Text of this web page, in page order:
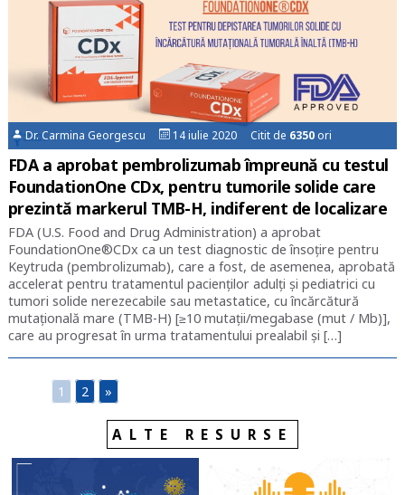
Dr. Carmina Georgescu 14 iulie 2020 Citit de 6350 ori
FDA a aprobat pembrolizumab împreună cu testul
FoundationOne CDx, pentru tumorile solide care
prezintă markerul TMB-H, indiferent de localizare
FDA (U.S. Food and Drug Administration) a aprobat
FoundationOne®CDx ca un test diagnostic de însoțire pentru
Keytruda (pembrolizumab), care a fost, de asemenea, aprobată
accelerat pentru tratamentul pacienților adulți și pediatrici cu
tumori solide nerezecabile sau metastatice, cu încărcătură
mutațională mare (TMB-H) [≥10 mutații/megabase (mut / Mb)],
care au progresat în urma tratamentului prealabil și […]
1 2 »
ALTE RESURSE